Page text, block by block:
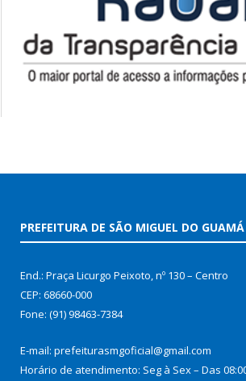
PREFEITURA DE SÃO MIGUEL DO GUAMÁ
End.: Praça Licurgo Peixoto, nº 130 – Centro
CEP: 68660-000
Fone: (91) 98463-7384
E-mail: prefeiturasmgoficial@gmail.com
Horário de atendimento: Seg à Sex – Das